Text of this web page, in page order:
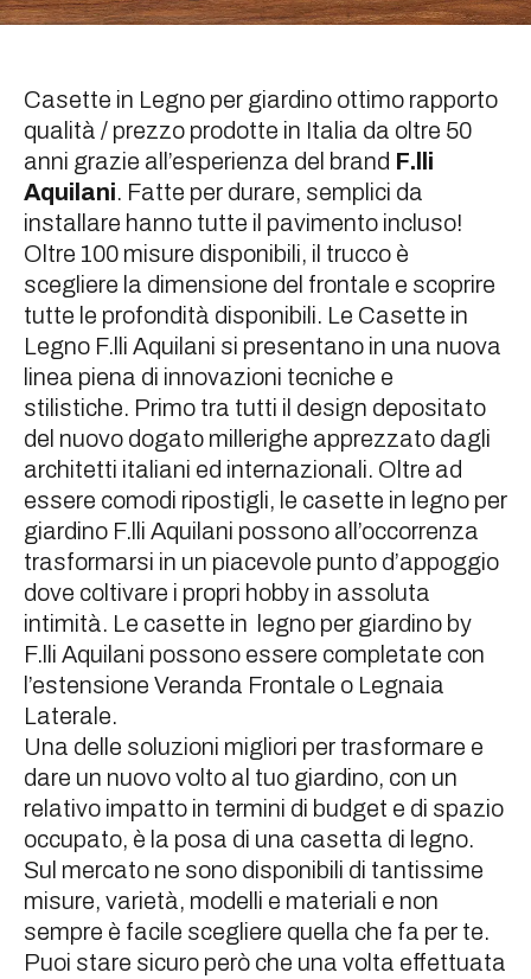
Casette in Legno per giardino ottimo rapporto
qualità / prezzo prodotte in Italia da oltre 50
anni grazie all’esperienza del brand F.lli
Aquilani. Fatte per durare, semplici da
installare hanno tutte il pavimento incluso!
Oltre 100 misure disponibili, il trucco è
scegliere la dimensione del frontale e scoprire
tutte le profondità disponibili. Le Casette in
Legno F.lli Aquilani si presentano in una nuova
linea piena di innovazioni tecniche e
stilistiche. Primo tra tutti il design depositato
del nuovo dogato millerighe apprezzato dagli
architetti italiani ed internazionali. Oltre ad
essere comodi ripostigli, le casette in legno per
giardino F.lli Aquilani possono all’occorrenza
trasformarsi in un piacevole punto d’appoggio
dove coltivare i propri hobby in assoluta
intimità. Le casette in legno per giardino by
F.lli Aquilani possono essere completate con
l’estensione Veranda Frontale o Legnaia
Laterale.
Una delle soluzioni migliori per trasformare e
dare un nuovo volto al tuo giardino, con un
relativo impatto in termini di budget e di spazio
occupato, è la posa di una casetta di legno.
Sul mercato ne sono disponibili di tantissime
misure, varietà, modelli e materiali e non
sempre è facile scegliere quella che fa per te.
Puoi stare sicuro però che una volta effettuata